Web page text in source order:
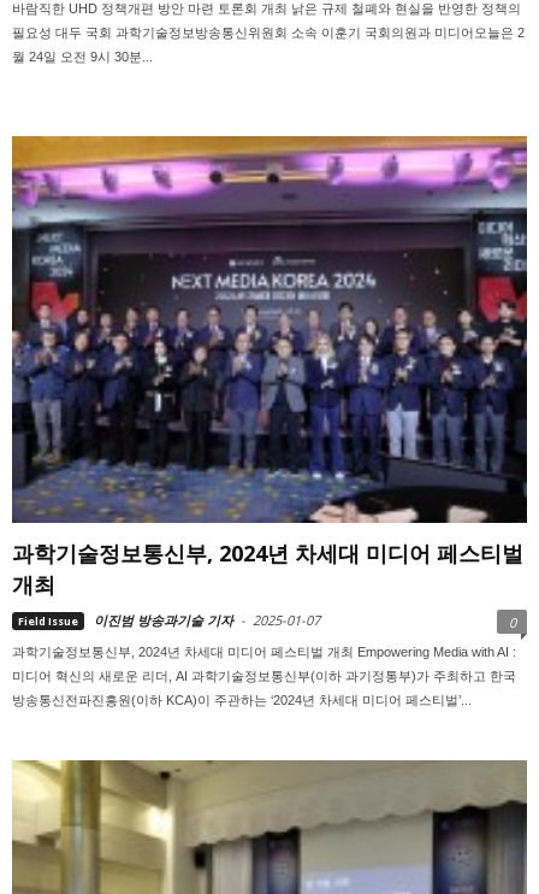
바람직한 UHD 정책개편 방안 마련 토론회 개최 낡은 규제 철폐와 현실을 반영한 정책의
필요성 대두 국회 과학기술정보방송통신위원회 소속 이훈기 국회의원과 미디어오늘은 2
월 24일 오전 9시 30분...
과학기술정보통신부, 2024년 차세대 미디어 페스티벌
개최
Field Issue 이진범 방송과기술 기자 - 2025-01-07 0
과학기술정보통신부, 2024년 차세대 미디어 페스티벌 개최 Empowering Media with AI :
미디어 혁신의 새로운 리더, AI 과학기술정보통신부(이하 과기정통부)가 주최하고 한국
방송통신전파진흥원(이하 KCA)이 주관하는 ‘2024년 차세대 미디어 페스티벌’...